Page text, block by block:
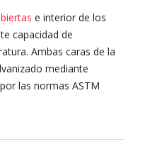
e interior de los
capacidad de
Ambas caras de la
mediante
las normas ASTM